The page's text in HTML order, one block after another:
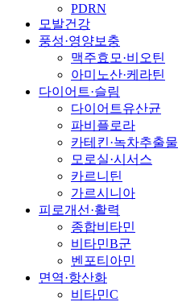
PDRN
모발건강
풍성·영양보충
맥주효모·비오틴
아미노산·케라틴
다이어트·슬림
다이어트유산균
파비플로라
카테킨·녹차추출물
모로실·시서스
카르니틴
가르시니아
피로개선·활력
종합비타민
비타민B군
벤포티아민
면역·항산화
비타민C